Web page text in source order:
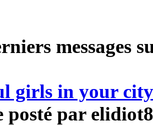
messages
girls in your
posté par